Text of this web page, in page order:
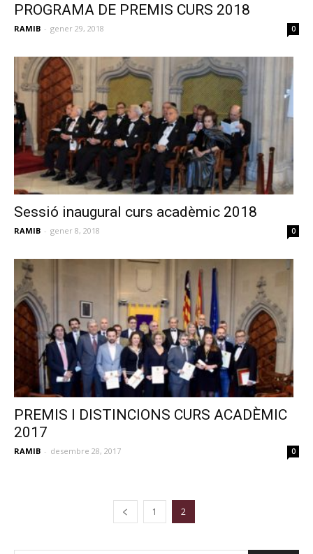
PROGRAMA DE PREMIS CURS 2018
RAMIB - gener 29, 2018 0
Sessió inaugural curs acadèmic 2018
RAMIB - gener 8, 2018 0
PREMIS I DISTINCIONS CURS ACADÈMIC
2017
RAMIB - desembre 28, 2017 0
1 2